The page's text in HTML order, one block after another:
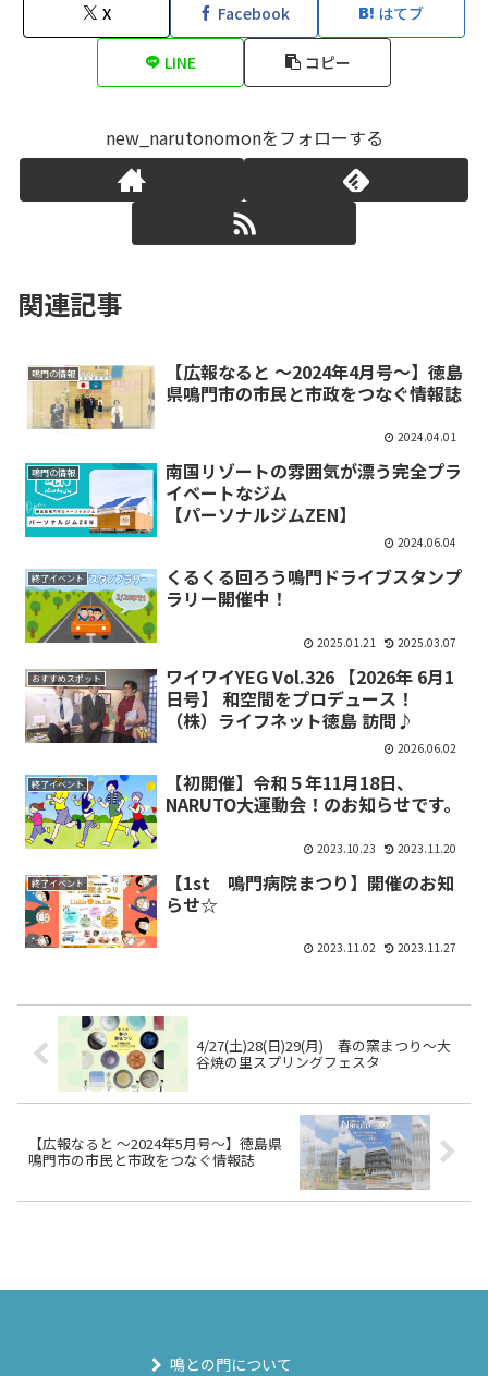
X Facebook はてブ
LINE コピー
new_narutonomonをフォローする
関連記事
鳴門の情報
【広報なると ～2024年4月号～】徳島
県鳴門市の市民と市政をつなぐ情報誌
2024.04.01
鳴門の情報
南国リゾートの雰囲気が漂う完全プラ
イベートなジム
【パーソナルジムZEN】
2024.06.04
終了イベント
くるくる回ろう鳴門ドライブスタンプ
ラリー開催中！
2025.01.21 2025.03.07
おすすめスポット
ワイワイYEG Vol.326 【2026年 6月1
日号】 和空間をプロデュース！
（株）ライフネット徳島 訪問♪
2026.06.02
終了イベント
【初開催】令和５年11月18日、
NARUTO大運動会！のお知らせです。
2023.10.23 2023.11.20
終了イベント
【1st 鳴門病院まつり】開催のお知
らせ☆
2023.11.02 2023.11.27
4/27(土)28(日)29(月) 春の窯まつり～大
谷焼の里スプリングフェスタ
【広報なると ～2024年5月号～】徳島県
鳴門市の市民と市政をつなぐ情報誌
鳴との門について